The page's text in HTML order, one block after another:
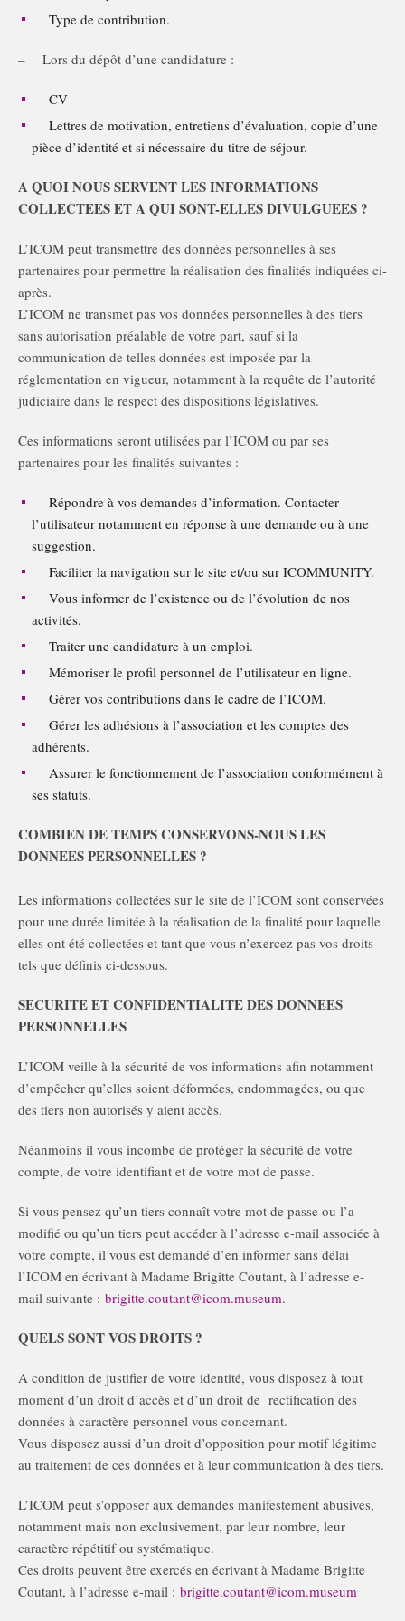
Type de contribution.
– Lors du dépôt d’une candidature :
CV
Lettres de motivation, entretiens d’évaluation, copie d’une
pièce d’identité et si nécessaire du titre de séjour.
A QUOI NOUS SERVENT LES INFORMATIONS
COLLECTEES ET A QUI SONT-ELLES DIVULGUEES ?
L’ICOM peut transmettre des données personnelles à ses
partenaires pour permettre la réalisation des finalités indiquées ci-
après.
L’ICOM ne transmet pas vos données personnelles à des tiers
sans autorisation préalable de votre part, sauf si la
communication de telles données est imposée par la
réglementation en vigueur, notamment à la requête de l’autorité
judiciaire dans le respect des dispositions législatives.
Ces informations seront utilisées par l’ICOM ou par ses
partenaires pour les finalités suivantes :
Répondre à vos demandes d’information. Contacter
l’utilisateur notamment en réponse à une demande ou à une
suggestion.
Faciliter la navigation sur le site et/ou sur ICOMMUNITY.
Vous informer de l’existence ou de l’évolution de nos
activités.
Traiter une candidature à un emploi.
Mémoriser le profil personnel de l’utilisateur en ligne.
Gérer vos contributions dans le cadre de l’ICOM.
Gérer les adhésions à l’association et les comptes des
adhérents.
Assurer le fonctionnement de l’association conformément à
ses statuts.
COMBIEN DE TEMPS CONSERVONS-NOUS LES
DONNEES PERSONNELLES ?
Les informations collectées sur le site de l’ICOM sont conservées
pour une durée limitée à la réalisation de la finalité pour laquelle
elles ont été collectées et tant que vous n’exercez pas vos droits
tels que définis ci-dessous.
SECURITE ET CONFIDENTIALITE DES DONNEES
PERSONNELLES
L’ICOM veille à la sécurité de vos informations afin notamment
d’empêcher qu’elles soient déformées, endommagées, ou que
des tiers non autorisés y aient accès.
Néanmoins il vous incombe de protéger la sécurité de votre
compte, de votre identifiant et de votre mot de passe.
Si vous pensez qu’un tiers connaît votre mot de passe ou l’a
modifié ou qu’un tiers peut accéder à l’adresse e-mail associée à
votre compte, il vous est demandé d’en informer sans délai
l’ICOM en écrivant à Madame Brigitte Coutant, à l’adresse e-
mail suivante : brigitte.coutant@icom.museum.
QUELS SONT VOS DROITS ?
A condition de justifier de votre identité, vous disposez à tout
moment d’un droit d’accès et d’un droit de rectification des
données à caractère personnel vous concernant.
Vous disposez aussi d’un droit d’opposition pour motif légitime
au traitement de ces données et à leur communication à des tiers.
L’ICOM peut s’opposer aux demandes manifestement abusives,
notamment mais non exclusivement, par leur nombre, leur
caractère répétitif ou systématique.
Ces droits peuvent être exercés en écrivant à Madame Brigitte
Coutant, à l’adresse e-mail : brigitte.coutant@icom.museum